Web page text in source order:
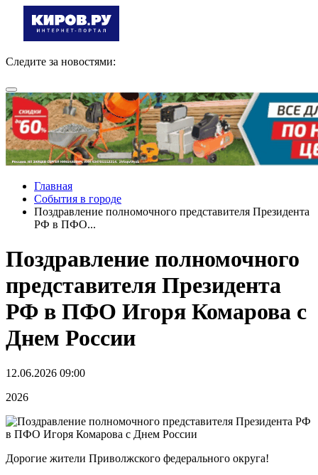
Следите за новостями:
Главная
События в городе
Поздравление полномочного представителя Президента
РФ в ПФО...
Поздравление полномочного
представителя Президента
РФ в ПФО Игоря Комарова с
Днем России
12.06.2026 09:00
2026
Дорогие жители Приволжского федерального округа!